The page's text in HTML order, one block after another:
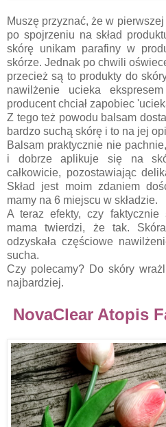
Muszę przyznać, że w
po spojrzeniu na skład
skórę unikam parafiny w
skórze. Jednak po chwili
przecież są to produkty do
nawilżenie ucieka
producent chciał zapobiec
Z tego też powodu balsam
bardzo suchą skórę i to na jej
Balsam praktycznie nie
i dobrze aplikuje się na
całkowicie, pozostawiając
Skład jest moim zdaniem
mamy na 6 miejscu w składzie.
A teraz efekty, czy faktycznie
mama twierdzi, że tak.
odzyskała częściowe
sucha.
Czy polecamy? Do skóry
najbardziej.
NovaClear Atopis